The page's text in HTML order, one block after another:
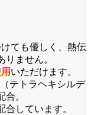
ても優しく、熱伝
ません。
いただけます。
テトラヘキシルデ
。
しています。